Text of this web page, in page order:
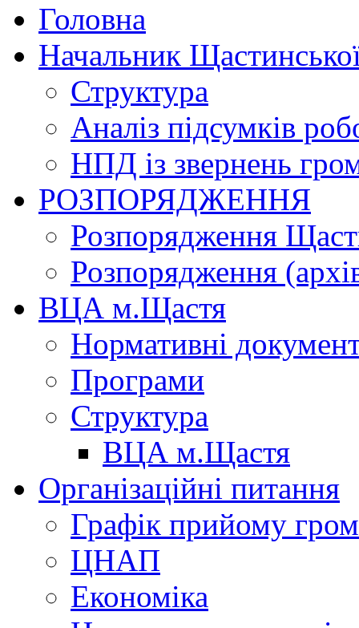
Головна
Начальник
Структура
Аналіз підсумків
НПД із звернень
РОЗПОРЯДЖЕННЯ
Розпорядження
Розпорядження
ВЦА м.Щастя
Нормативні
Програми
Структура
ВЦА м.Щастя
Організаційні питання
Графік прийому
ЦНАП
Економіка